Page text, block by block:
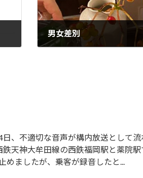
男女差別
、不適切な音声が構内放送として
天神大牟田線の西鉄福岡駅と薬院
ましたが、乗客が録音したと...